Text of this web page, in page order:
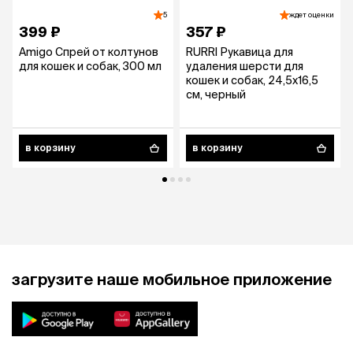
5
399 ₽
Amigo Спрей от колтунов
для кошек и собак, 300 мл
в корзину
ждет оценки
357 ₽
RURRI Рукавица для
удаления шерсти для
кошек и собак, 24,5х16,5
см, черный
в корзину
загрузите наше мобильное приложение